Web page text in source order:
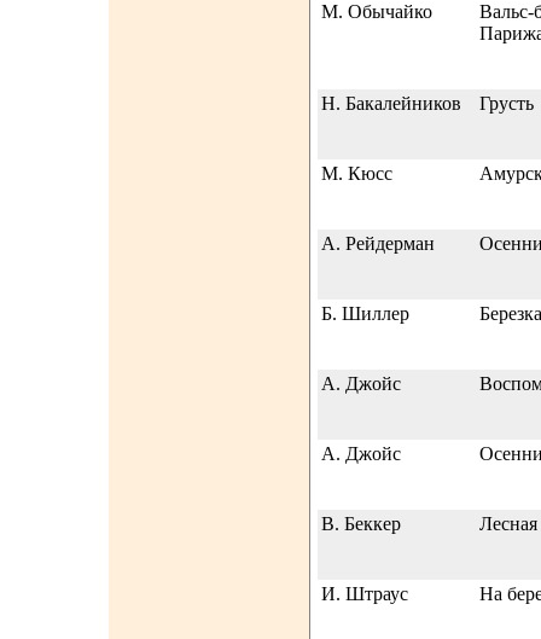
М. Обычайко
Вальс-
Н. Бакалейников Грусть
М. Кюсс
А. Рейдерман
Б. Шиллер Березка
А. Джойс
А. Джойс
В. Беккер Лесная
И. Штраус На